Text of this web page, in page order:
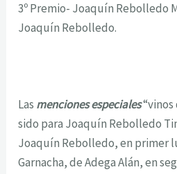
3º Premio- Joaquín Rebolledo
Joaquín Rebolledo.
Las menciones especiales“vinos
sido para Joaquín Rebolledo
Joaquín Rebolledo, en primer
Garnacha, de Adega Alán, en